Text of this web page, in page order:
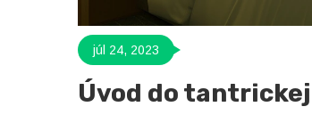
júl 24, 2023
Úvod do